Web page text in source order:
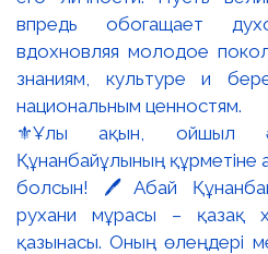
⚜️Ұлы ақын, ойшыл
Құнанбайұлының құрметіне
болсын! 🖊️Абай
рухани мұрасы – қазақ
қазынасы. Оның өлеңдері